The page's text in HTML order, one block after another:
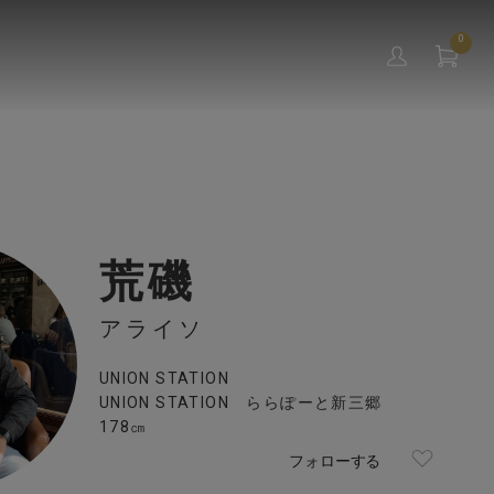
0
荒磯
アライソ
UNION STATION
UNION STATION ららぽーと新三郷
178㎝
フォローする